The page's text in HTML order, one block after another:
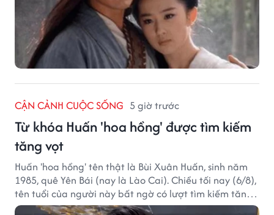
CẬN CẢNH CUỘC SỐNG 5 giờ trước
Từ khóa Huấn 'hoa hồng' được tìm kiếm
tăng vọt
Huấn 'hoa hồng' tên thật là Bùi Xuân Huấn, sinh năm
1985, quê Yên Bái (nay là Lào Cai). Chiều tối nay (6/8),
tên tuổi của người này bất ngờ có lượt tìm kiếm tăng
vọt.